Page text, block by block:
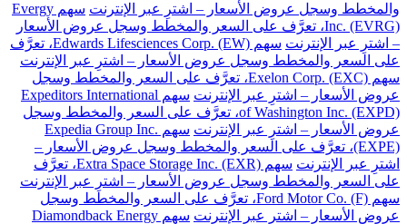
والمخطط وسجل عروض الأسعار – اشترِ عبر الإنترنت
سهم Evergy
Inc. (EVRG)، تعرَّف على السعر والمخطط وسجل عروض الأسعار
– اشترِ عبر الإنترنت
سهم Edwards Lifesciences Corp. (EW)، تعرَّف
على السعر والمخطط وسجل عروض الأسعار – اشترِ عبر الإنترنت
سهم Exelon Corp. (EXC)، تعرَّف على السعر والمخطط وسجل
عروض الأسعار – اشترِ عبر الإنترنت
سهم Expeditors International
of Washington Inc. (EXPD)، تعرَّف على السعر والمخطط وسجل
عروض الأسعار – اشترِ عبر الإنترنت
سهم Expedia Group Inc.
(EXPE)، تعرَّف على السعر والمخطط وسجل عروض الأسعار –
اشترِ عبر الإنترنت
سهم Extra Space Storage Inc. (EXR)، تعرَّف
على السعر والمخطط وسجل عروض الأسعار – اشترِ عبر الإنترنت
سهم Ford Motor Co. (F)، تعرَّف على السعر والمخطط وسجل
عروض الأسعار – اشترِ عبر الإنترنت
سهم Diamondback Energy